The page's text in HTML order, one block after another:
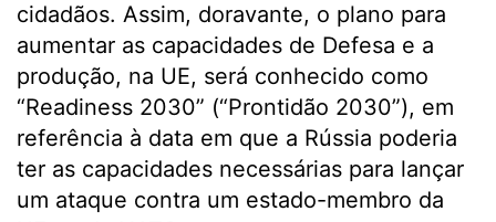
cidadãos. Assim, doravante, o plano para
aumentar as capacidades de Defesa e a
produção, na UE, será conhecido como
“Readiness 2030” (“Prontidão 2030”), em
referência à data em que a Rússia poderia
ter as capacidades necessárias para lançar
um ataque contra um estado-membro da